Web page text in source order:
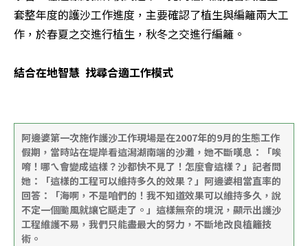
套整年度的護沙工作進度，主要確認了植生與編籬兩大工
作，於春夏之交進行植生，秋冬之交進行編籬。
結合在地智慧  找尋合適工作模式
阿邊婆第一次施作護沙工作現場是在2007年的9月的生態工作
假期，當時站在堤岸看這潟湖南端的沙灘，她不斷嘆息：「唉
唷！哪ㄟ會變成這樣？沙都快不見了！怎麼會這樣？」記者問
她：「這樣的工程可以維持多久的效果？」阿邊婆相當直率的
回答：「海啊，不是咱們的！我不知道效果可以維持多久，說
不定一個颱風就讓它颳走了。」這樣無奈的境況，顯示出護沙
工程維護不易，我們只能盡最大的努力，不斷地改良植籬技
術。